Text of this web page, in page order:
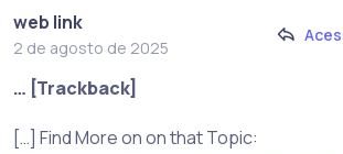
web link
2 de agosto de 2025
… [Trackback]
[…] Find More on on that Topic: